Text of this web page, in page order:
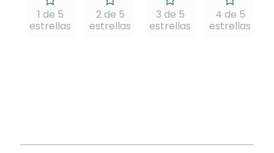
1 de 5
estrellas
2 de 5
estrellas
3 de 5
estrellas
4 de 5
estrellas